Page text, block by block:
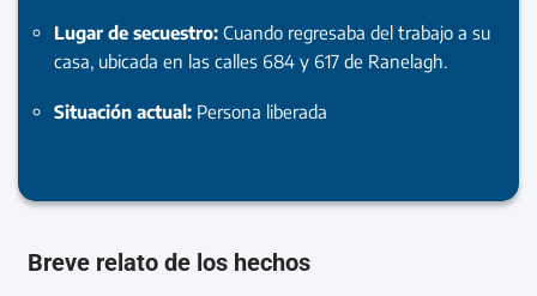
Lugar de secuestro: Cuando regresaba del trabajo a su
casa, ubicada en las calles 684 y 617 de Ranelagh.
Situación actual: Persona liberada
Breve relato de los hechos